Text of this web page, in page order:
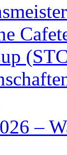
–